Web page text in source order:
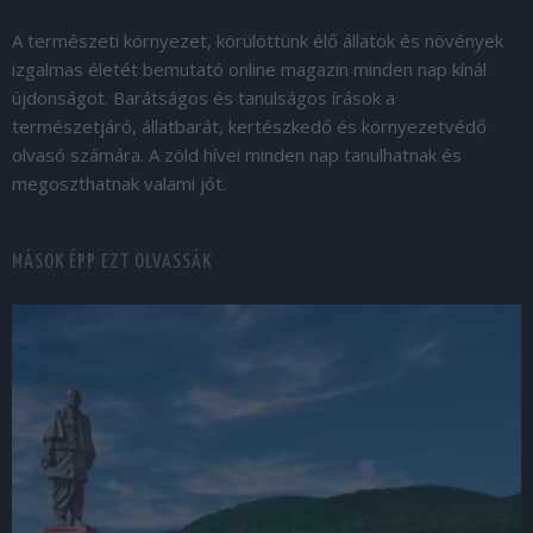
A természeti környezet, körülöttünk élő állatok és növények
izgalmas életét bemutató online magazin minden nap kínál
újdonságot. Barátságos és tanulságos írások a
természetjáró, állatbarát, kertészkedő és környezetvédő
olvasó számára. A zöld hívei minden nap tanulhatnak és
megoszthatnak valami jót.
MÁSOK ÉPP EZT OLVASSÁK